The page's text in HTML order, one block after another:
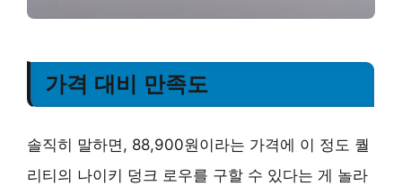
가격 대비 만족도
솔직히 말하면, 88,900원이라는 가격에 이 정도 퀄
리티의 나이키 덩크 로우를 구할 수 있다는 게 놀라